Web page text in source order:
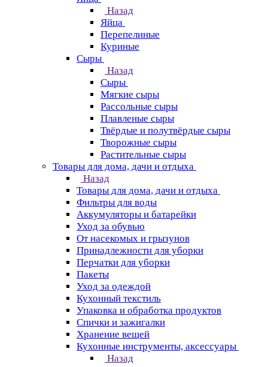
Назад
Яйца
Перепелиные
Куриные
Сыры
Назад
Сыры
Мягкие сыры
Рассольные сыры
Плавленые сыры
Твёрдые и полутвёрдые сыры
Творожные сыры
Растительные сыры
Товары для дома, дачи и отдыха
Назад
Товары для дома, дачи и отдыха
Фильтры для воды
Аккумуляторы и батарейки
Уход за обувью
От насекомых и грызунов
Принадлежности для уборки
Перчатки для уборки
Пакеты
Уход за одеждой
Кухонный текстиль
Упаковка и обработка продуктов
Спички и зажигалки
Хранение вещей
Кухонные инструменты, аксессуары
Назад